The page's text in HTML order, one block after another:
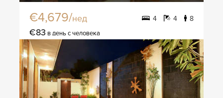
€4,679/нед 4 4 8
€83 в день с человека